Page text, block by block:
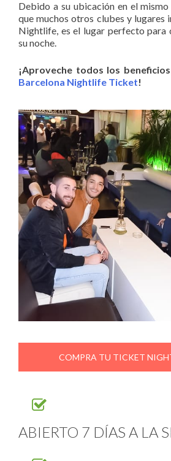
Debido a su ubicación en el
que muchos otros clubes y lugares
Nightlife, es el lugar perfecto para
su noche.
¡Aproveche todos los
Barcelona Nightlife Ticket!
COMPRA TU TICKET
ABIERTO 7 DÍAS A LA